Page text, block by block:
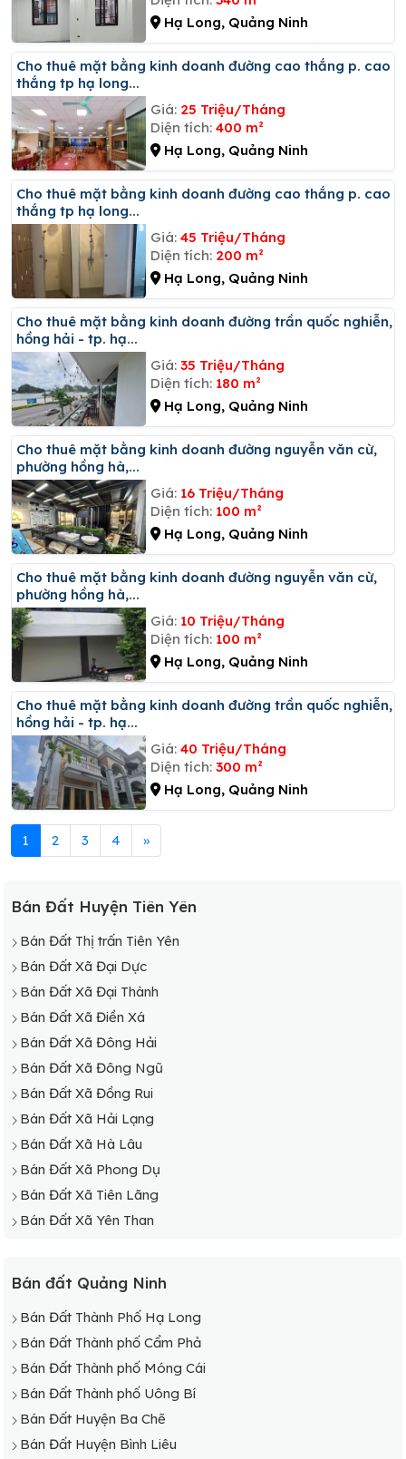
Hạ Long, Quảng Ninh
Cho thuê mặt bằng kinh doanh đường cao thắng p. cao
thắng tp hạ long...
Giá: 25 Triệu/Tháng
Diện tích: 400 m²
Hạ Long, Quảng Ninh
Cho thuê mặt bằng kinh doanh đường cao thắng p. cao
thắng tp hạ long...
Giá: 45 Triệu/Tháng
Diện tích: 200 m²
Hạ Long, Quảng Ninh
Cho thuê mặt bằng kinh doanh đường trần quốc nghiễn,
hồng hải - tp. hạ...
Giá: 35 Triệu/Tháng
Diện tích: 180 m²
Hạ Long, Quảng Ninh
Cho thuê mặt bằng kinh doanh đường nguyễn văn cừ,
phường hồng hà,...
Giá: 16 Triệu/Tháng
Diện tích: 100 m²
Hạ Long, Quảng Ninh
Cho thuê mặt bằng kinh doanh đường nguyễn văn cừ,
phường hồng hà,...
Giá: 10 Triệu/Tháng
Diện tích: 100 m²
Hạ Long, Quảng Ninh
Cho thuê mặt bằng kinh doanh đường trần quốc nghiễn,
hồng hải - tp. hạ...
Giá: 40 Triệu/Tháng
Diện tích: 300 m²
Hạ Long, Quảng Ninh
1 2 3 4 »
Bán Đất Huyện Tiên Yên
Bán Đất Thị trấn Tiên Yên
Bán Đất Xã Đại Dực
Bán Đất Xã Đại Thành
Bán Đất Xã Điền Xá
Bán Đất Xã Đông Hải
Bán Đất Xã Đông Ngũ
Bán Đất Xã Đồng Rui
Bán Đất Xã Hải Lạng
Bán Đất Xã Hà Lâu
Bán Đất Xã Phong Dụ
Bán Đất Xã Tiên Lãng
Bán Đất Xã Yên Than
Bán đất Quảng Ninh
Bán Đất Thành Phố Hạ Long
Bán Đất Thành phố Cẩm Phả
Bán Đất Thành phố Móng Cái
Bán Đất Thành phố Uông Bí
Bán Đất Huyện Ba Chẽ
Bán Đất Huyện Bình Liêu